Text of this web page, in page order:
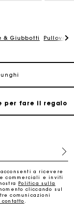
& Giubbotti
per fare il regalo
2-3 giorni
a ricevere
commerciali e inviti
Politica sulla
cliccando sul
comunicazioni
contatto